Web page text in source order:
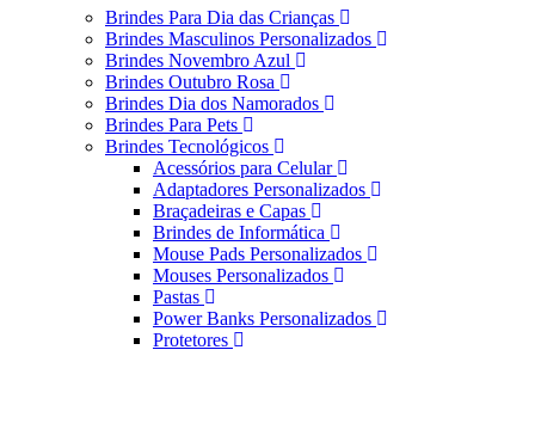
Brindes Para Dia das Crianças
Brindes Masculinos Personalizados
Brindes Novembro Azul
Brindes Outubro Rosa
Brindes Dia dos Namorados
Brindes Para Pets
Brindes Tecnológicos
Acessórios para Celular
Adaptadores Personalizados
Braçadeiras e Capas
Brindes de Informática
Mouse Pads Personalizados
Mouses Personalizados
Pastas
Power Banks Personalizados
Protetores